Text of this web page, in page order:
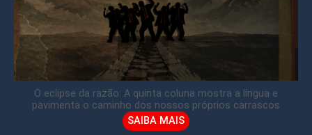
O eclipse da razão: A quinta coluna mostra a língua e
pavimenta o caminho dos nossos próprios carrascos
SAIBA MAIS